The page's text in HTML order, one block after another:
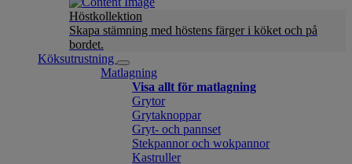
Höstkollektion
Skapa stämning med höstens färger i köket och på
bordet.
Köksutrustning
Matlagning
Visa allt för matlagning
Grytor
Grytaknoppar
Gryt- och pannset
Stekpannor och wokpannor
Kastruller